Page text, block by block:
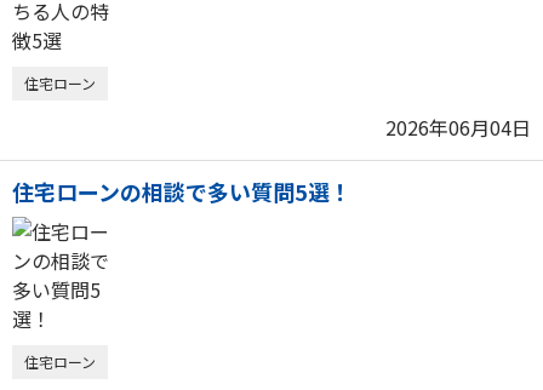
住宅ローン
2026年06月04日
住宅ローンの相談で多い質問5選！
住宅ローン